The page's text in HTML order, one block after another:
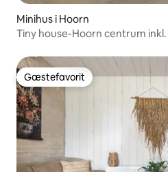
Minihus i Hoorn
Tiny house-Hoorn centrum
Gæstefavorit
Gæstefavorit